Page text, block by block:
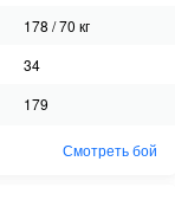
Смотреть бой
178 / 70 кг
34
179